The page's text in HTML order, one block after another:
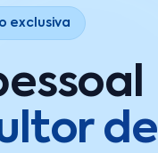
exclusiva
de